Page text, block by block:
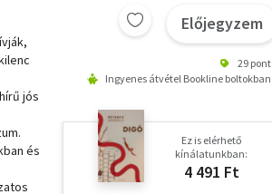
jós
és
Előjegyzem
29 pont
Ingyenes átvétel Bookline boltokban
Ez is elérhető
kínálatunkban:
4 491 Ft